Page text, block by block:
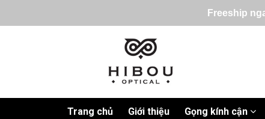
Trang chủ Giới thiệu Gọng kính cận
Freeship